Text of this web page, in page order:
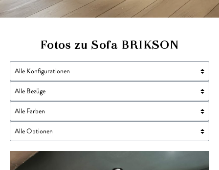
Fotos zu Sofa BRIKSON